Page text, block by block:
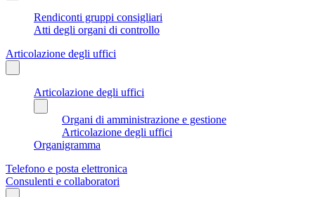
Rendiconti gruppi consigliari
Atti degli organi di controllo
Articolazione degli uffici
Articolazione degli uffici
Organi di amministrazione e gestione
Articolazione degli uffici
Organigramma
Telefono e posta elettronica
Consulenti e collaboratori